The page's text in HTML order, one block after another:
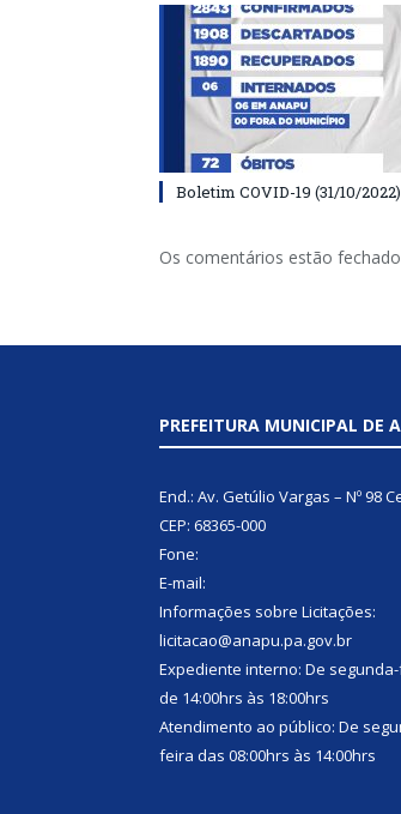
Boletim COVID-19 (31/10/2022)
Os comentários estão
PREFEITURA MUNICIPAL DE
End.: Av. Getúlio Vargas – Nº 98
CEP: 68365-000
Fone:
E-mail:
Informações sobre Licitações:
licitacao@anapu.pa.gov.br
Expediente interno: De
de 14:00hrs às 18:00hrs
Atendimento ao público: De
feira das 08:00hrs às 14:00hrs